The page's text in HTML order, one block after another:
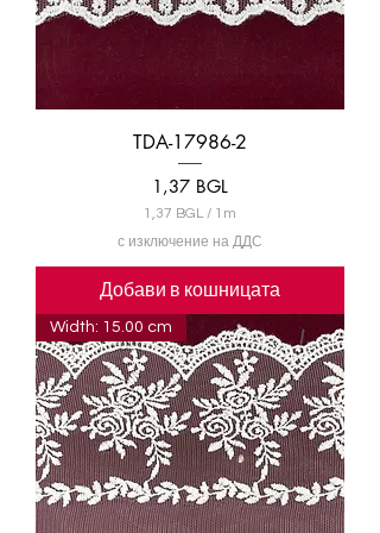
и
TDA-17986-2
Цена
1,37 BGL
1,37 BGL / 1m
3
7
G
L
н
а
1
М
т
р
и
с изключение на ДДС
Добави в кошницата
Width: 15.00 cm